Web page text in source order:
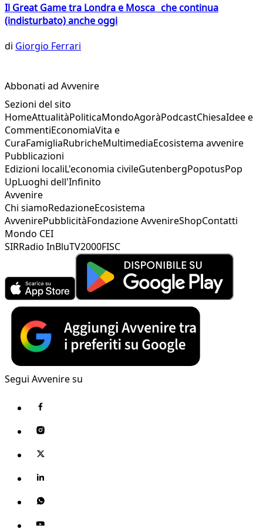
Il Great Game tra Londra e Mosca che continua
(indisturbato) anche oggi
di Giorgio Ferrari
Abbonati ad Avvenire
Sezioni del sito
HomeAttualitàPoliticaMondoAgoràPodcastChiesaIdee e
CommentiEconomiaVita e
CuraFamigliaRubricheMultimediaEcosistema avvenire
Pubblicazioni
Edizioni localiL'economia civileGutenbergPopotusPop
UpLuoghi dell'Infinito
Avvenire
Chi siamoRedazioneEcosistema
AvvenirePubblicitàFondazione AvvenireShopContatti
Mondo CEI
SIRRadio InBluTV2000FISC
Segui Avvenire su